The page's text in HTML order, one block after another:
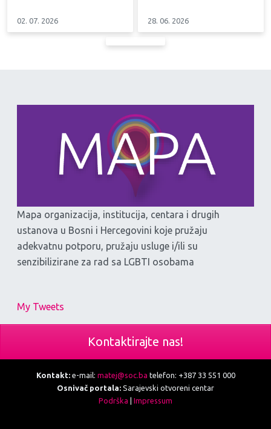
02. 07. 2026 28. 06. 2026
Mapa organizacija, institucija, centara i drugih
ustanova u Bosni i Hercegovini koje pružaju
adekvatnu potporu, pružaju usluge i/ili su
senzibilizirane za rad sa LGBTI osobama
My Tweets
Kontaktirajte nas!
Kontakt:e-mail: matej@soc.ba telefon: +387 33 551 000
Osnivač portala: Sarajevski otvoreni centar
Podrška
Impressum